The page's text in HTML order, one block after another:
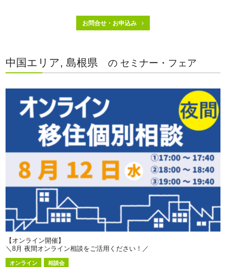
お問合せ・お申込み
中国エリア, 島根県 の セミナー・フェア
【オンライン開催】
＼8月 夜間オンライン相談をご活用ください！／
オンライン 相談会